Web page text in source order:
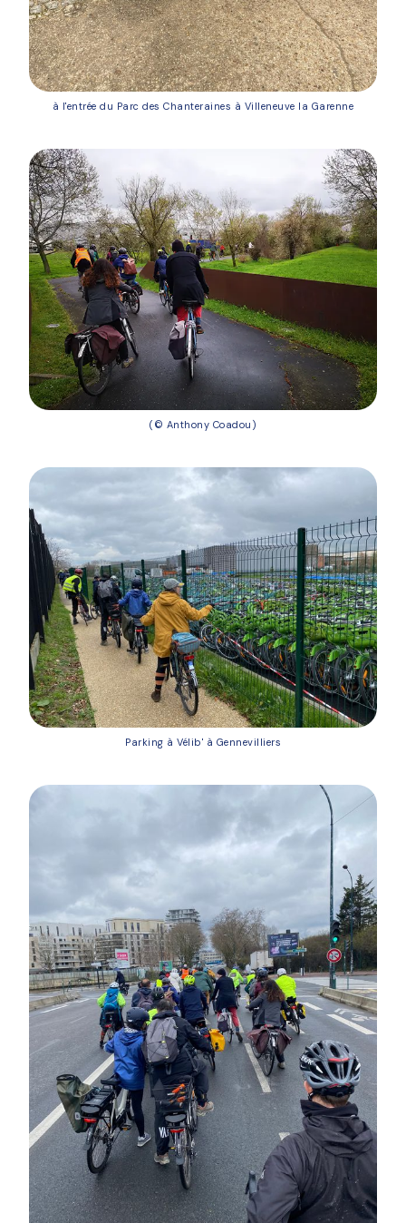
à l'entrée du Parc des Chanteraines à Villeneuve la Garenne
(© Anthony Coadou)
Parking à Vélib' à Gennevilliers